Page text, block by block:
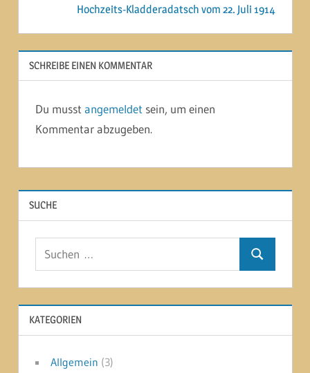
Hochzeits-Kladderadatsch vom 22. Juli 1914
SCHREIBE EINEN KOMMENTAR
Du musst angemeldet sein, um einen
Kommentar abzugeben.
SUCHE
Suchen
KATEGORIEN
Allgemein (3)